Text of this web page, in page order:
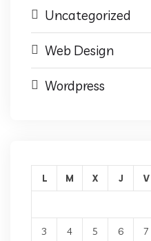
Uncategorized
Web Design
Wordpress
L M X J V
3 4 5 6 7